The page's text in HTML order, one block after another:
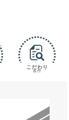
こだわり
条件